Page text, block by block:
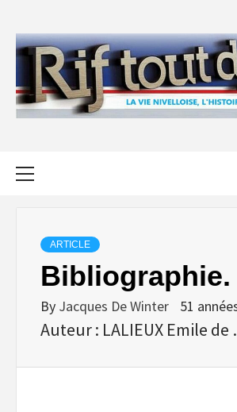
content
ARTICLE
Bibliographie.
By Jacques De Winter 51
Auteur : LALIEUX Emile